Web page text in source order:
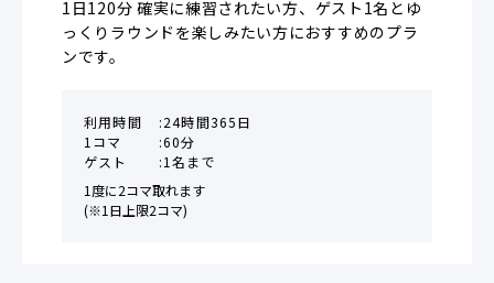
1日120分 確実に練習されたい方、ゲスト1名とゆ
っくりラウンドを楽しみたい方におすすめのプラ
ンです。
利用時間
24時間365日
1コマ
60分
ゲスト
1名まで
1度に2コマ取れます
(※1日上限2コマ)